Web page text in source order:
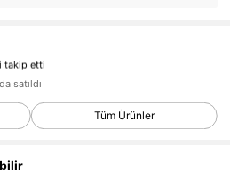
satıldı
Tüm Ürünler